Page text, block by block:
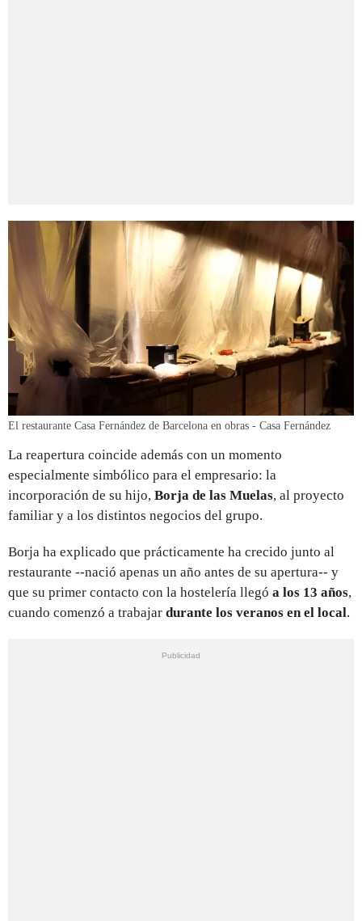
El restaurante Casa Fernández de Barcelona en obras - Casa Fernández
La reapertura coincide además con un momento
especialmente simbólico para el empresario: la
incorporación de su hijo, Borja de las Muelas, al proyecto
familiar y a los distintos negocios del grupo.
Borja ha explicado que prácticamente ha crecido junto al
restaurante --nació apenas un año antes de su apertura-- y
que su primer contacto con la hostelería llegó a los 13 años,
cuando comenzó a trabajar durante los veranos en el local.